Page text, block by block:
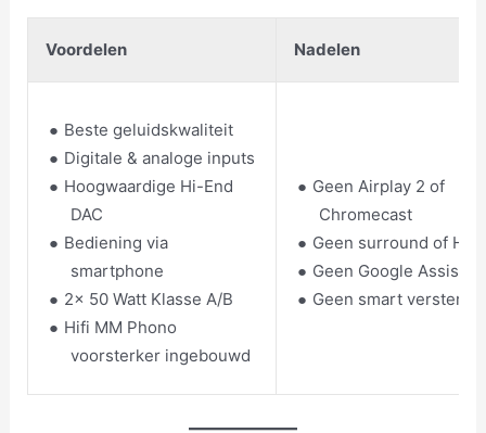
Voordelen Nadelen
Beste geluidskwaliteit
Digitale & analoge inputs
Hoogwaardige Hi-End
DAC
Bediening via
smartphone
2x 50 Watt Klasse A/B
Hifi MM Phono
voorsterker ingebouwd
Geen Airplay 2 of
Chromecast
Geen surround of
Geen Google
Geen smart versterker